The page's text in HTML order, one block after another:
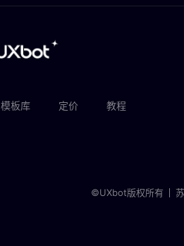
模板库 定价 教程
©UXbot版权所有